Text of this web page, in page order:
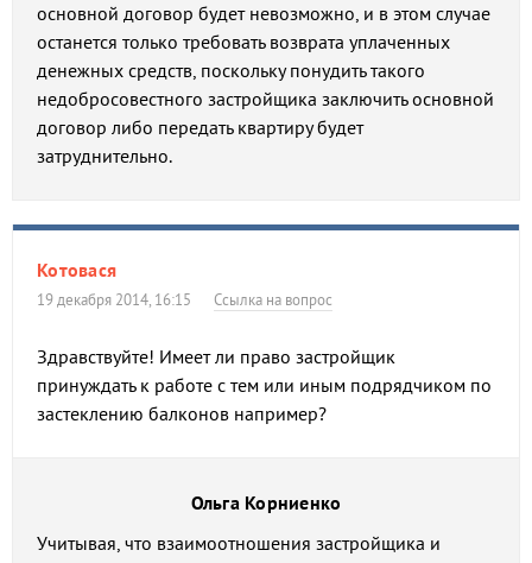
основной договор будет невозможно, и в этом случае
останется только требовать возврата уплаченных
денежных средств, поскольку понудить такого
недобросовестного застройщика заключить основной
договор либо передать квартиру будет
затруднительно.
Котовася
19 декабря 2014, 16:15 Ссылка на вопрос
Здравствуйте! Имеет ли право застройщик
принуждать к работе с тем или иным подрядчиком по
застеклению балконов например?
Ольга Корниенко
Учитывая, что взаимоотношения застройщика и